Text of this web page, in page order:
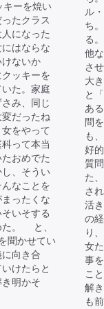
キーを焼い
たクラス
になった
はならな
ないか
ッキーを
た。家庭
み、同じ
だったね
をやって
って本当
おめでた
、そうい
なことを
ったくな
いそする
た。 と、
聞かせてい
向き合
けたらと
明かそ
ル
ち
る
他
さ
大
と
あ
問
も
好
質
た
さ
活
の
り
女
事
こ
解
も